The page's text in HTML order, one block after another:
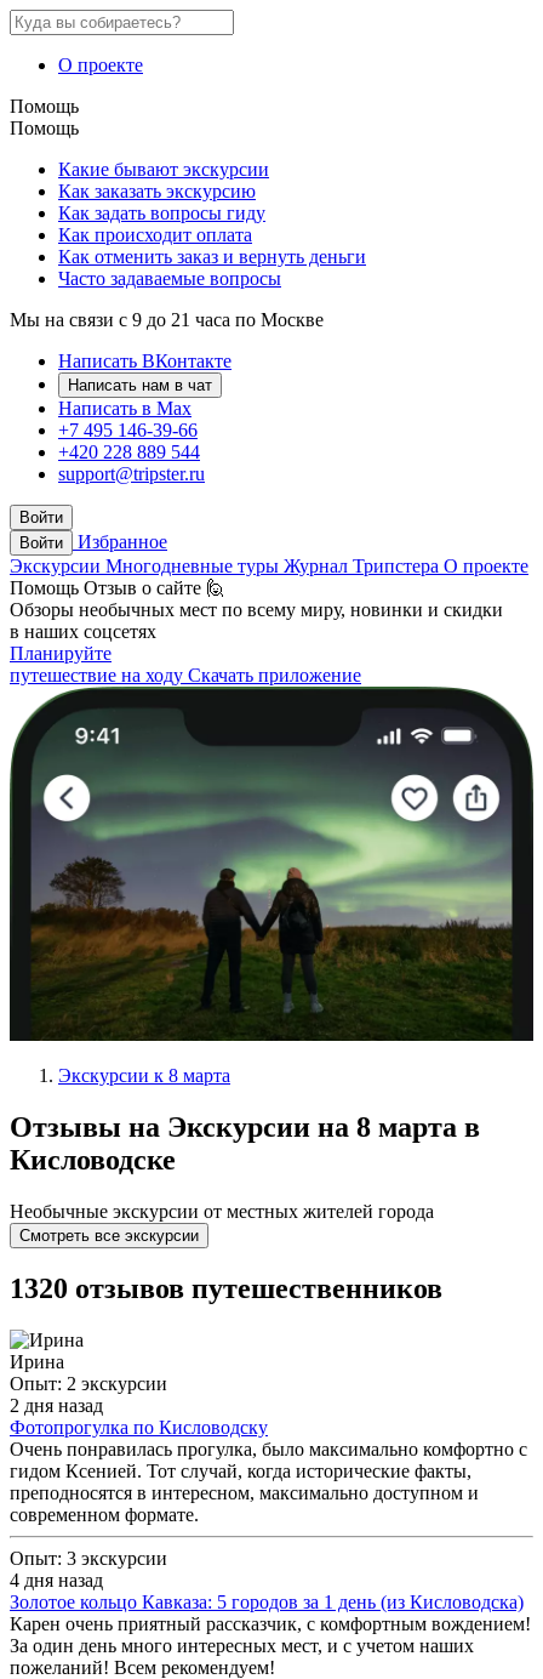
О проекте
Помощь
Помощь
Какие бывают экскурсии
Как заказать экскурсию
Как задать вопросы гиду
Как происходит оплата
Как отменить заказ и вернуть деньги
Часто задаваемые вопросы
Мы на связи с 9 до 21 часа по Москве
Написать ВКонтакте
Написать нам в чат
Написать в Max
+7 495 146-39-66
+420 228 889 544
support@tripster.ru
Войти
Войти
Избранное
Экскурсии Многодневные туры Журнал Трипстера О проекте
Помощь Отзыв о сайте 🙋
Обзоры необычных мест по всему миру, новинки и скидки
в наших соцсетях
Планируйте
путешествие на ходу Скачать приложение
Экскурсии к 8 марта
Отзывы на Экскурсии на 8 марта в
Кисловодске
Необычные экскурсии от местных жителей города
Смотреть все экскурсии
1320 отзывов путешественников
Ирина
Опыт: 2 экскурсии
2 дня назад
Фотопрогулка по Кисловодску
Очень понравилась прогулка, было максимально комфортно с
гидом Ксенией. Тот случай, когда исторические факты,
преподносятся в интересном, максимально доступном и
современном формате.
Опыт: 3 экскурсии
4 дня назад
Золотое кольцо Кавказа: 5 городов за 1 день (из Кисловодска)
Карен очень приятный рассказчик, с комфортным вождением!
За один день много интересных мест, и с учетом наших
пожеланий! Всем рекомендуем!